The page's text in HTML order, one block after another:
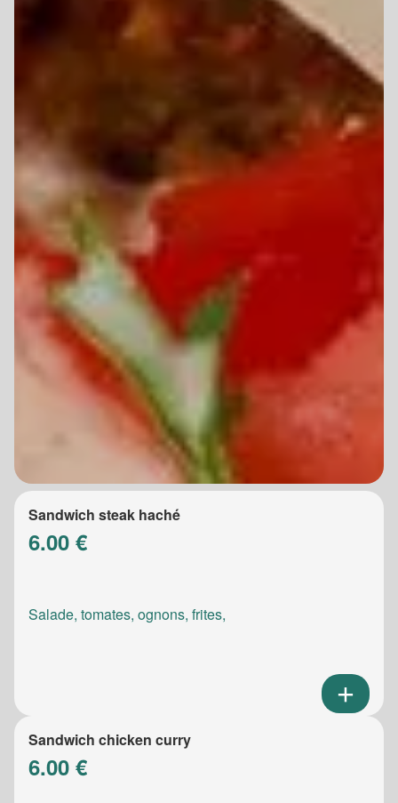
Sandwich steak haché
6.00 €
Salade, tomates, ognons, frites,
Sandwich chicken curry
6.00 €